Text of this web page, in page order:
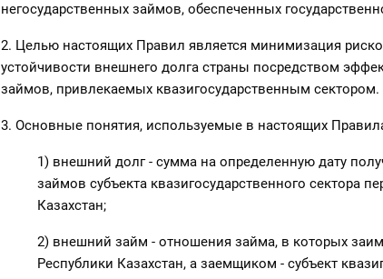
негосударственных займов, обеспеченных
2. Целью настоящих Правил является минимизация
устойчивости внешнего долга страны посредством
займов, привлекаемых квазигосударственным сектором.
3. Основные понятия, используемые в настоящих
1) внешний долг - сумма на определенную дату
займов субъекта квазигосударственного сектора
Казахстан;
2) внешний займ - отношения займа, в которых
Республики Казахстан, а заемщиком - субъект